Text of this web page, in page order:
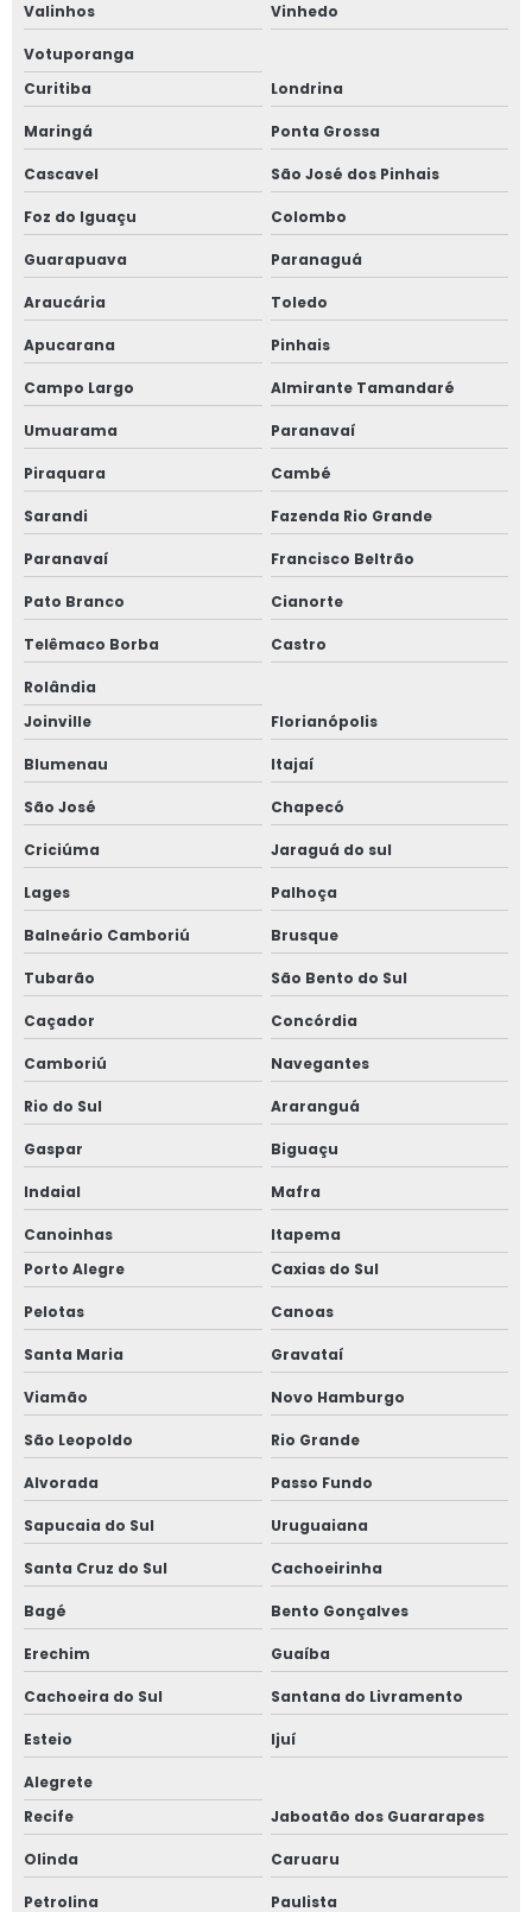
Estampagem e corte a laser
Estamparia de aço carbono
Estamparia de chapas metálicas
Estamparia mecânica
Fabricação de estruturas de construções metálicas
geral
Fabricantes de máquinas industriais em são paulo
Ferramentaria em são paulo
Máquinas industriais de pequeno porte
Máquinas industriais para confecção
Montagem de tubulações industriais
Montagem industrial empresas
Perfil de inox
Perfil em aço carbono
Perfil em aço inox
Perfil em l inox
Perfil h aço carbono
Perfis especiais de aço
Perfis estruturais de aço
Processo de estampagem profunda
Serviço de conformação de tubos
Serviço de curvamento de tubos
Serviço de dobra de tubos
Serviços de caldeiraria
Sistemas hidráulicos industriais
Solda a mig
Solda em aço
Solda em aço carbono
Unidade de fabricação de estruturas metálicas
Usinagem de metais
Usinagem de peças
Valinhos Vinhedo
Votuporanga
Curitiba
Londrina
Maringá Ponta Grossa
Cascavel São José dos Pinhais
Foz do Iguaçu Colombo
Guarapuava Paranaguá
Araucária Toledo
Apucarana Pinhais
Campo Largo Almirante Tamandaré
Umuarama Paranavaí
Piraquara Cambé
Sarandi Fazenda Rio Grande
Paranavaí Francisco Beltrão
Pato Branco Cianorte
Telêmaco Borba Castro
Rolândia
Joinville
Florianópolis
Blumenau Itajaí
São José Chapecó
Criciúma Jaraguá do sul
Lages Palhoça
Balneário Camboriú Brusque
Tubarão São Bento do Sul
Caçador Concórdia
Camboriú Navegantes
Rio do Sul Araranguá
Gaspar Biguaçu
Indaial Mafra
Canoinhas
Itapema
Porto Alegre
Caxias do Sul
Pelotas Canoas
Santa Maria Gravataí
Viamão Novo Hamburgo
São Leopoldo Rio Grande
Alvorada Passo Fundo
Sapucaia do Sul Uruguaiana
Santa Cruz do Sul Cachoeirinha
Bagé Bento Gonçalves
Erechim Guaíba
Cachoeira do Sul Santana do Livramento
Esteio Ijuí
Alegrete
Recife
Jaboatão dos Guararapes
Olinda Caruaru
Petrolina Paulista